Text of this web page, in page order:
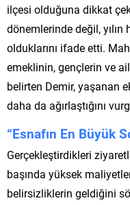
ilçesi olduğuna dikkat
dönemlerinde değil, yılın
olduklarını ifade etti.
emeklinin, gençlerin ve
belirten Demir, yaşanan
daha da ağırlaştığını
“Esnafın En Büyük
Gerçekleştirdikleri
başında yüksek
belirsizliklerin geldiğini